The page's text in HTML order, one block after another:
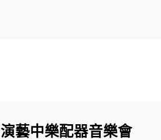
演藝中樂配器音樂會